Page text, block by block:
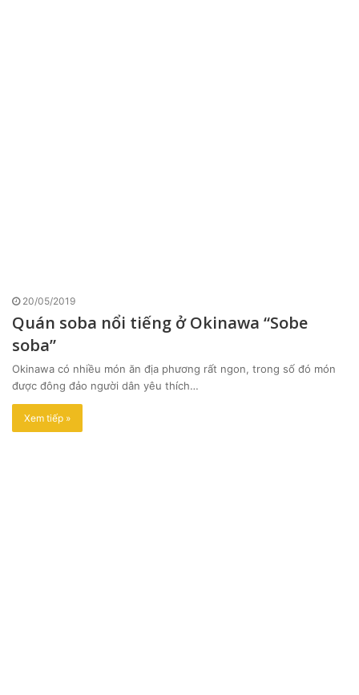
20/05/2019
Quán soba nổi tiếng ở Okinawa “Sobe
soba”
Okinawa có nhiều món ăn địa phương rất ngon, trong số đó món
được đông đảo người dân yêu thích…
Xem tiếp »